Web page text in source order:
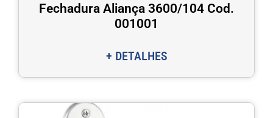
Fechadura Aliança 3600/104 Cod.
001001
+ DETALHES